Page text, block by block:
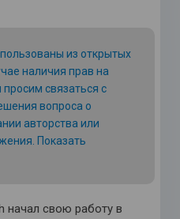
из открытых
наличия прав на
связаться с
вопроса о
авторства или
Показать
начал свою работу в